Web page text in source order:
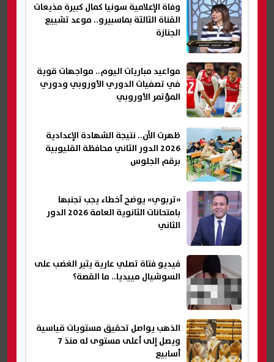
وفاة الإعلامية سونيا كمال كبيرة مذيعات
القناة الثالثة بماسبيرو.. موعد تشييع
الجنازة
مواعيد مباريات اليوم.. مواجهات قوية
في تصفيات الدوري الأوروبي ودوري
المؤتمر الأوروبي
ظهرت الآن.. نتيجة الشهادة الإعدادية
2026 الدور الثاني محافظة القليوبية
برقم الجلوس
«تربوي» يوضح أخطاء يجب تجنبها
بامتحانات الثانوية العامة 2026 الدور
الثاني
فيديو فتاة تصلي عارية يثير الغضب على
السوشيال مييديا.. ما القصة؟
الذهب يواصل تحقيق مستويات قياسية
ويصل إلى أعلى مستوى له منذ 7
أسابيع